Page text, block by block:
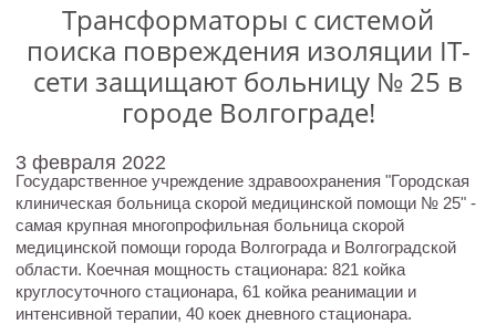
Трансформаторы с системой
поиска повреждения изоляции IT-
сети защищают больницу № 25 в
городе Волгограде!
3 февраля 2022
Государственное учреждение здравоохранения "Городская
клиническая больница скорой медицинской помощи № 25" -
самая крупная многопрофильная больница скорой
медицинской помощи города Волгограда и Волгоградской
области. Коечная мощность стационара: 821 койка
круглосуточного стационара, 61 койка реанимации и
интенсивной терапии, 40 коек дневного стационара.